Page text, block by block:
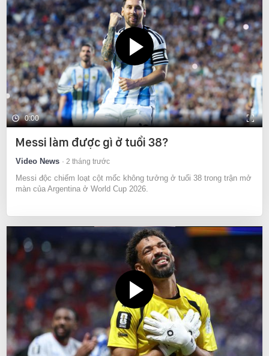
0:00
Messi làm được gì ở tuổi 38?
Video News 2 tháng trước
Messi độc chiếm loạt cột mốc không tưởng ở tuổi 38 trong trận mở
màn của Argentina ở World Cup 2026.